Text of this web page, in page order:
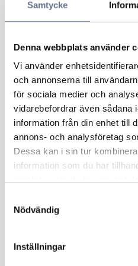
Samtycke
Denna webbplats använder
Vi använder
och annonserna till
för sociala medier och
vidarebefordrar även sådana
information från din enhet till
annons- och analysföretag
Dessa kan i sin tur
information som du har
Nödvändig
Inställningar
Pansararmband